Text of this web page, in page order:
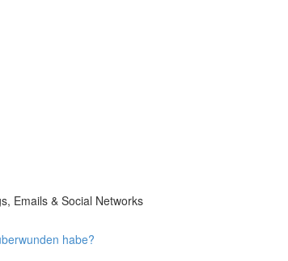
Emails & Social Networks
habe?